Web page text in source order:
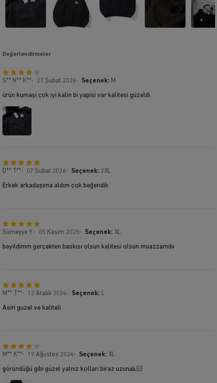
Değerlendirmeler
S** N** K** 27 Şubat 2026 Seçenek: M
ürün kumaşi çok iyi kalin bi yapisi var kalitesi güzeldi
D** T** 07 Şubat 2026 Seçenek: 2XL
Erkek arkadaşıma aldım çok beğendik
Sümeyye Y. 05 Kasım 2025 Seçenek: XL
bayildimm gerçekten baskısı olsun kalitesi olsun muazzamdıı
M** T** 13 Aralık 2024 Seçenek: L
Asiri guzel ve kaliteli
M** K** 19 Ağustos 2024 Seçenek: XL
göründüğü gibi güzel yalnız kolları biraz uzun🙏🏻